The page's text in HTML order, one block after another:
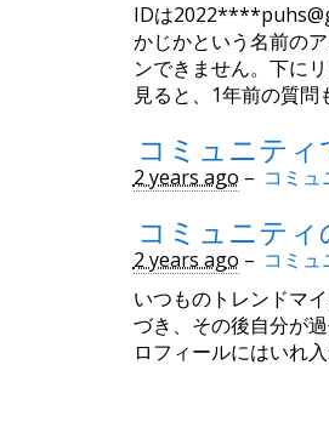
IDは
かじかという名前の
ンできません。下に
見ると、1年前の質問
コミュニテ
2 years ago – コミ
コミュニテ
2 years ago – コミュ
いつものトレンドマ
づき、その後自分が
ロフィールにはいれ